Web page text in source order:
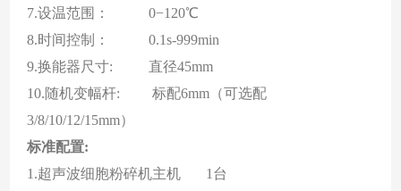
7.设温范围 ：
0−120℃
8.时间控制 ： 0.1s-999min
9.换能器尺寸: 直径45mm
10.随机变幅杆: 标配6mm（可选配
3/8/10/1 2/15mm）
标准配置:
1.超声波细胞粉碎机主机 1台